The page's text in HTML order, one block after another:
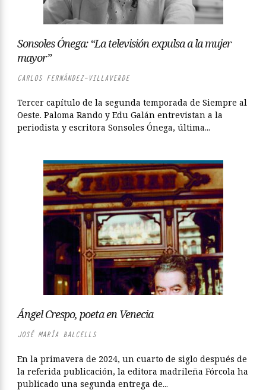
Sonsoles Ónega: “La televisión expulsa a la mujer
mayor”
CARLOS FERNÁNDEZ-VILLAVERDE
Tercer capítulo de la segunda temporada de Siempre al
Oeste. Paloma Rando y Edu Galán entrevistan a la
periodista y escritora Sonsoles Ónega, última...
Ángel Crespo, poeta en Venecia
JOSÉ MARÍA BALCELLS
En la primavera de 2024, un cuarto de siglo después de
la referida publicación, la editora madrileña Fórcola ha
publicado una segunda entrega de...